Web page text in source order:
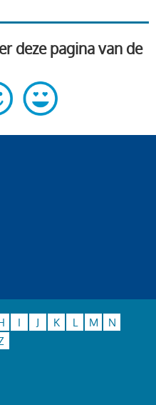
deze pagina van de
I J K L M
N